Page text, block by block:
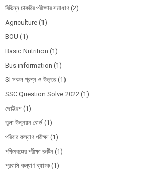
বিভিন্ন চাকরির পরীক্ষার সমাধাণ (2)
Agriculture (1)
BOU (1)
Basic Nutrition (1)
Bus information (1)
SI সকল প্রশ্ন ও উত্তর (1)
SSC Question Solve 2022 (1)
ছোট্টগল্প (1)
তুলা উন্নয়ন বোর্ড (1)
পরিবার কল্যাণ পরীক্ষা (1)
পশ্চিমবঙ্গের পরীক্ষা রুটিন (1)
প্রবাসি কল্যাণ ব্যাংক (1)